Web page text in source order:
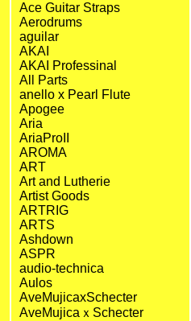
Ace Guitar Straps
Aerodrums
aguilar
AKAI
AKAI Professinal
All Parts
anello x Pearl Flute
Apogee
Aria
AriaProII
AROMA
ART
Art and Lutherie
Artist Goods
ARTRIG
ARTS
Ashdown
ASPR
audio-technica
Aulos
AveMujicaxSchecter
AveMujicaｘSchecter